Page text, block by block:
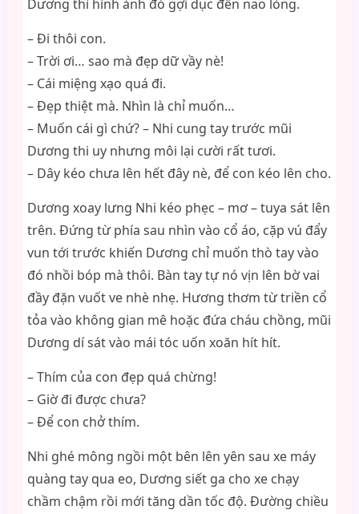
Dương thì hình ảnh đó gợi dục đến nao lòng.
– Đi thôi con.
– Trời ơi… sao mà đẹp dữ vầy nè!
– Cái miệng xạo quá đi.
– Đẹp thiệt mà. Nhìn là chỉ muốn…
– Muốn cái gì chứ? – Nhi cung tay trước mũi
Dương thi uy nhưng môi lại cười rất tươi.
– Dây kéo chưa lên hết đây nè, để con kéo lên cho.
Dương xoay lưng Nhi kéo phẹc – mơ – tuya sát lên
trên. Đứng từ phía sau nhìn vào cổ áo, cặp vú đẩy
vun tới trước khiến Dương chỉ muốn thò tay vào
đó nhồi bóp mà thôi. Bàn tay tự nó vịn lên bờ vai
đầy đặn vuốt ve nhè nhẹ. Hương thơm từ triền cổ
tỏa vào không gian mê hoặc đứa cháu chồng, mũi
Dương dí sát vào mái tóc uốn xoăn hít hít.
– Thím của con đẹp quá chừng!
– Giờ đi được chưa?
– Để con chở thím.
Nhi ghé mông ngồi một bên lên yên sau xe máy
quàng tay qua eo, Dương siết ga cho xe chạy
chầm chậm rồi mới tăng dần tốc độ. Đường chiều